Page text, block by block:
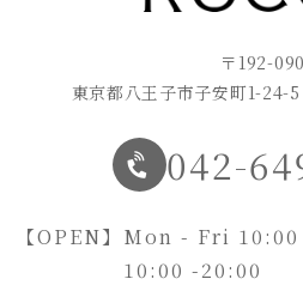
〒192-
東京都八王子市子安町1-24-
042-
【OPEN】 Mon - Fri 10:00
10:00 -20:00